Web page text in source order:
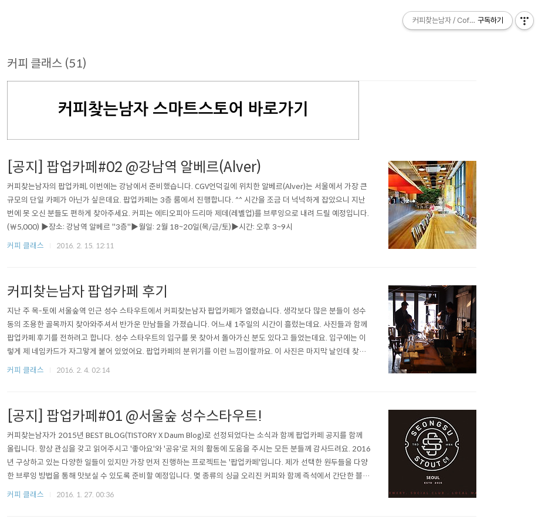
커피 클래스 (51)
커피찾는남자 / Coffee Explorer
구독하기
[공지] 팝업카페#02 @강남역 알베르(Alver)
커피찾는남자의 팝업카페, 이번에는 강남에서 준비했습니다. CGV언덕길에 위치한 알베르(Alver)는 서울에서 가장 큰
규모의 단일 카페가 아닌가 싶은데요. 팝업카페는 3층 룸에서 진행합니다. ^^ 시간을 조금 더 넉넉하게 잡았으니 지난
번에 못 오신 분들도 편하게 찾아주세요. 커피는 에티오피아 드리마 제데(레벨업)를 브루잉으로 내려 드릴 예정입니다.
(￦5,000) ▶장소: 강남역 알베르 "3층"▶월일: 2월 18~20일(목/금/토)▶시간: 오후 3~9시
커피 클래스
2016. 2. 15. 12:11
커피찾는남자 팝업카페 후기
지난 주 목-토에 서울숲역 인근 성수 스타우트에서 커피찾는남자 팝업카페가 열렸습니다. 생각보다 많은 분들이 성수
동의 조용한 골목까지 찾아와주셔서 반가운 만남들을 가졌습니다. 어느새 1주일의 시간이 흘렀는데요. 사진들과 함께
팝업카페 후기를 전하려고 합니다. 성수 스타우트의 입구를 못 찾아서 돌아가신 분도 있다고 들었는데요. 입구에는 이
렇게 제 네임카드가 자그맣게 붙어 있었어요. 팝업카페의 분위기를 이런 느낌이랄까요. 이 사진은 마지막 날인데 찾아
오시는 분이 많다고 공지를 올렸더니, 토요일은 12시에 잠깐 바쁘다가 오후 내내 여유가 있었죠. 커피를 만들고 있는
커피 클래스 2016. 2. 4. 02:14
[공지] 팝업카페#01 @서울숲 성수스타우트!
커피찾는남자가 2015년 BEST BLOG(TISTORY X Daum Blog)로 선정되었다는 소식과 함께 팝업카페 공지를 함께
올립니다. 항상 관심을 갖고 읽어주시고 '좋아요'와 '공유'로 저의 활동에 도움을 주시는 모든 분들께 감사드려요. 2016
년 구상하고 있는 다양한 일들이 있지만 가장 먼저 진행하는 프로젝트는 '팝업카페'입니다. 제가 선택한 원두들을 다양
한 브루잉 방법을 통해 맛보실 수 있도록 준비할 예정입니다. 몇 종류의 싱글 오리진 커피와 함께 즉석에서 간단한 블랜
드를 통해 취향을 맞춰드리기 위해 노력할 것이구요. 커피는 기본적으로 적절히 산미가 있는 원두를 목넘김이 편안한
커피 클래스 2016. 1. 27. 00:36
커피찾는남자 / Coffee Explorer
구독하기